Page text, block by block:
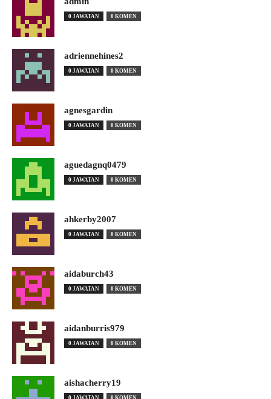
0 JAWATAN 0 KOMEN
adriennehines2
0 JAWATAN 0 KOMEN
agnesgardin
0 JAWATAN 0 KOMEN
aguedagnq0479
0 JAWATAN 0 KOMEN
ahkerby2007
0 JAWATAN 0 KOMEN
aidaburch43
0 JAWATAN 0 KOMEN
aidanburris979
0 JAWATAN 0 KOMEN
aishacherry19
0 JAWATAN 0 KOMEN